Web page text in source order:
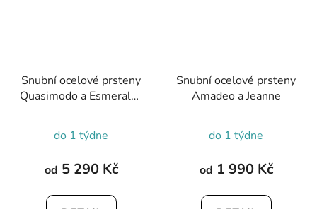
Snubní ocelové prsteny
Quasimodo a Esmeralda
do 1 týdne
od 5 290 Kč
Snubní ocelové prsteny
Amadeo a Jeanne
do 1 týdne
od 1 990 Kč